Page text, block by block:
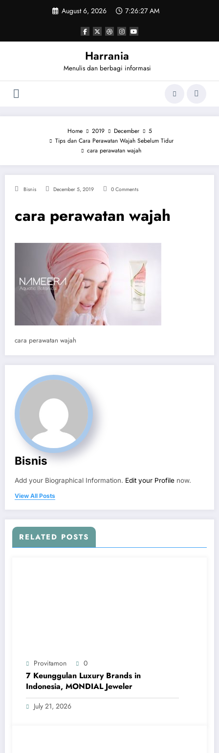
August 6, 2026 7:26:27 AM
Harrania
Menulis dan berbagi informasi
Home 2019 December
5
Tips dan Cara Perawatan Wajah Sebelum Tidur
cara perawatan wajah
Bisnis December 5, 2019 0 Comments
cara perawatan wajah
cara perawatan wajah
Bisnis
Add your Biographical Information. Edit your Profile now.
View All Posts
RELATED POSTS
Provitamon 0
7 Keunggulan Luxury Brands in
Indonesia, MONDIAL Jeweler
July 21, 2026